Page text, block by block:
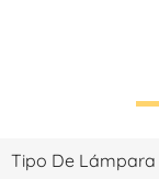
Tipo De Lámpara